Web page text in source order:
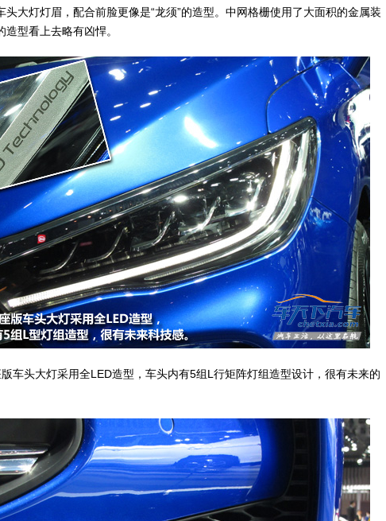
头大灯灯眉，配合前脸更像是“龙须”的造型。中网格栅使用了大面积的金属装
型看上去略有凶悍。
头大灯采用全LED造型，车头内有5组L行矩阵灯组造型设计，很有未来的